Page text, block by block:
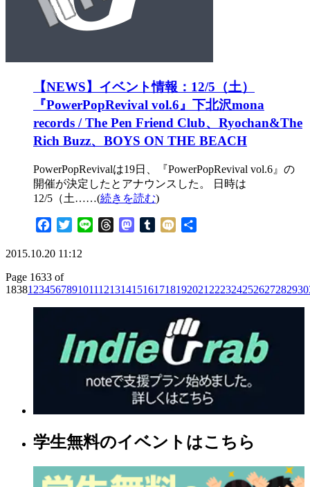
【NEWS】イベント情報：12/5（土）
『PowerPopRevival vol.6』下北沢mona
records / The Pen Friend Club、Ryochan&The
Rich Buzz、BOYS ON THE BEACH
PowerPopRevivalは19日、『PowerPopRevival vol.6』の
開催が決定したとアナウンスした。 日時は
12/5（土……(続きを読む)
FacebookTwitterLine ThreadsMastodonTumblrMixi
2015.10.20 11:12
Page 1633 of
1838123456789101112131415161718192021222324252627282930
学生無料のイベントはこちら